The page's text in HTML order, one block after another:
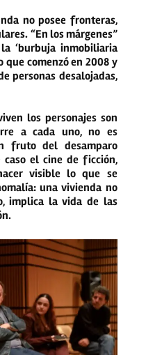
no posee fronteras,
“En los márgenes”
‘burbuja inmobiliaria
que comenzó en 2008 y
personas desalojadas,
los personajes son
a cada uno, no es
fruto del desamparo
el cine de ficción,
visible lo que se
una vivienda no
implica la vida de las